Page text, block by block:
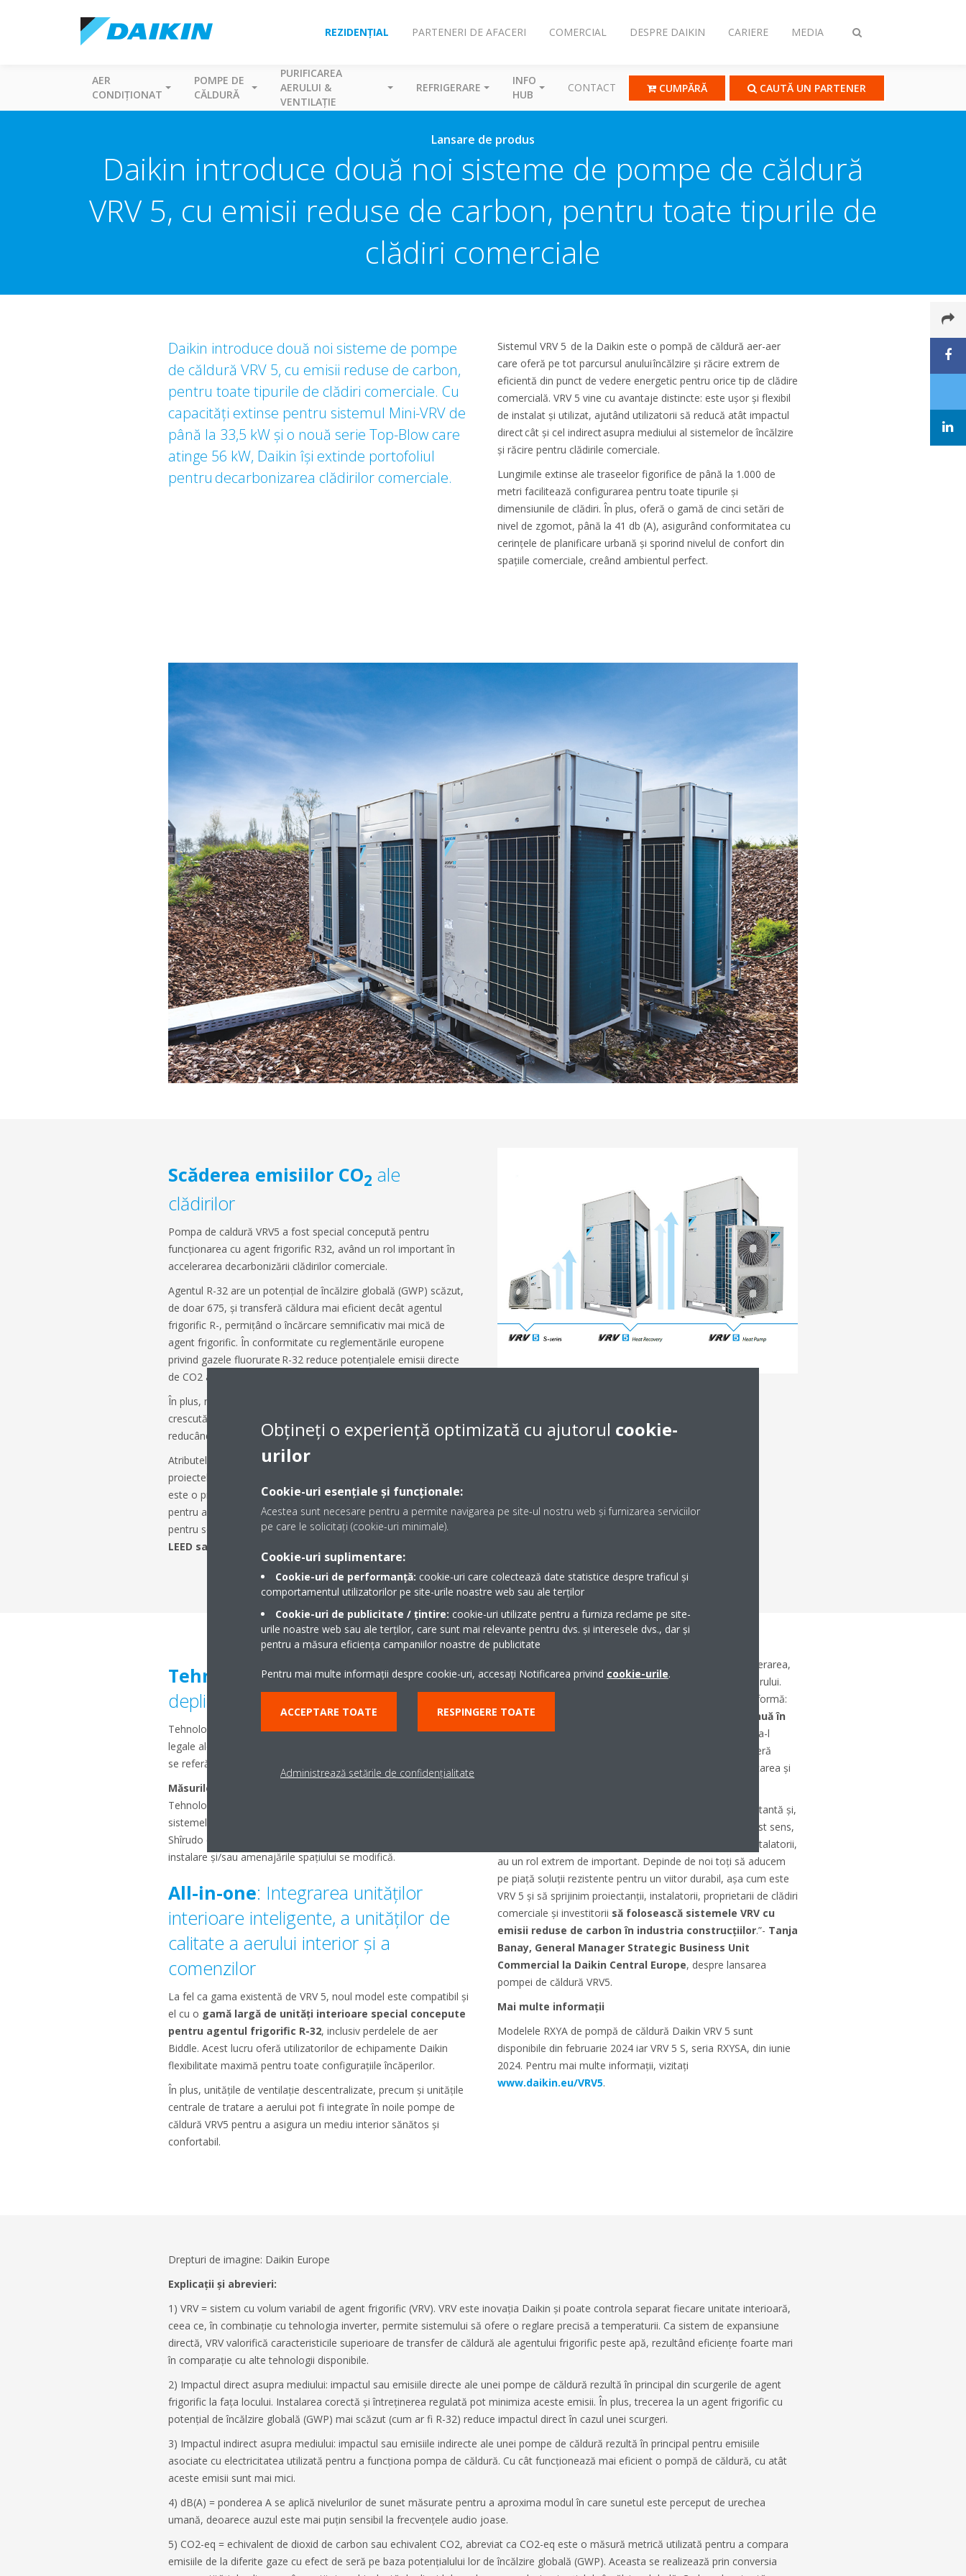
Comutare
REZIDENȚIAL PARTENERI DE AFACERI COMERCIAL DESPRE DAIKIN CARIERE MEDIA
AER
CONDIȚIONAT
POMPE DE
CĂLDURĂ
PURIFICAREA
AERULUI &
VENTILAȚIE
REFRIGERARE
INFO
HUB
CONTACT CUMPĂRĂ CAUTĂ UN PARTENER
Lansare de produs
Daikin introduce două noi sisteme de pompe de căldură
VRV 5, cu emisii reduse de carbon, pentru toate tipurile de
clădiri comerciale
Daikin introduce două noi sisteme de pompe
de căldură VRV 5, cu emisii reduse de carbon,
pentru toate tipurile de clădiri comerciale. Cu
capacități extinse pentru sistemul Mini-VRV de
până la 33,5 kW și o nouă serie Top-Blow care
atinge 56 kW, Daikin își extinde portofoliul
pentru decarbonizarea clădirilor comerciale.
Sistemul VRV 5 de la Daikin este o pompă de căldură aer-aer
care oferă pe tot parcursul anului încălzire și răcire extrem de
eficientă din punct de vedere energetic pentru orice tip de clădire
comercială. VRV 5 vine cu avantaje distincte: este ușor și flexibil
de instalat și utilizat, ajutând utilizatorii să reducă atât impactul
direct cât și cel indirect asupra mediului al sistemelor de încălzire
și răcire pentru clădirile comerciale.
Lungimile extinse ale traseelor figorifice de până la 1.000 de
metri facilitează configurarea pentru toate tipurile și
dimensiunile de clădiri. În plus, oferă o gamă de cinci setări de
nivel de zgomot, până la 41 db (A), asigurând conformitatea cu
cerințele de planificare urbană și sporind nivelul de confort din
spațiile comerciale, creând ambientul perfect.
Scăderea emisiilor CO2 ale
clădirilor
Pompa de caldură VRV5 a fost special concepută pentru
funcționarea cu agent frigorific R32, având un rol important în
accelerarea decarbonizării clădirilor comerciale.
Agentul R-32 are un potențial de încălzire globală (GWP) scăzut,
de doar 675, și transferă căldura mai eficient decât agentul
frigorific R-, permițând o încărcare semnificativ mai mică de
agent frigorific. În conformitate cu reglementările europene
privind gazele fluorurate R-32 reduce potențialele emisii directe
de CO2 ale sistemelor de încălzire și răcire cu
În plus, noile pompe de căldură VRV5 au o eficiență sezonieră
crescută (cu până la 9,1%) față de modelele anterioare,
reducându-și impactul indirect.
Atributele ecologice ale VRV 5 îl fac alegerea de top pentru
proiectele în care impactul redus asupra mediului al clădirilor
este o prioritate. O rețea de experți acreditați este disponibilă
pentru a ajuta clienții să calculeze amprenta totală de carbon
pentru soluția VRV 5 și sămaximizeze acreditările BREEAM,
LEED sau WELL
Tehnologia Shîrudopentru liniște
deplină
Tehnologia unică Shîrudo de la Daikin îndeplinește cerințele
legale ale IEC60335-2-40, un standard specific de produs, care
se referă la
Măsurile de control ale agentului frigorific
Tehnologia Shîrudo sunt certificate și permit instalarea
sistemelor VRV5 în toate tipurile de clădiri și încăperi. Tehnologia
Shîrudo este, de asemenea, perfectă atunci când detaliile de
instalare și/sau amenajările spațiului se modifică.
All-in-one: Integrarea unităților
interioare inteligente, a unităților de
calitate a aerului interior și a
comenzilor
La fel ca gama existentă de VRV 5, noul model este compatibil și
el cu o gamă largă de unități interioare special concepute
pentru agentul frigorific R-32, inclusiv perdelele de aer
Biddle. Acest lucru oferă utilizatorilor de echipamente Daikin
flexibilitate maximă pentru toate configurațiile încăperilor.
În plus, unitățile de ventilație descentralizate, precum și unitățile
centrale de tratare a aerului pot fi integrate în noile pompe de
căldură VRV5 pentru a asigura un mediu interior sănătos și
confortabil.
Controlul facil și intuitiv al sistemelor VRV 5 simplifică operarea,
maximizând în același timp eficiența și confortul utilizatorului.
Atunci când VRV 5 este conectat la cea mai recentă platformă:
Daikin Cloud Plus
monitorizarea continuă în
timp realși optimizarea energiei, consumul de energie a-l
clădirilor poate fi redus și mai mult. Daikin Cloud Plus oferă
tehnicienilor de service avantajul de a efectua diagnosticarea și
”Sprijinirea decarbonizării clădirilor este extrem de importantă și,
din fericire, beneficiază astăzi de atenția cuvenită. În acest sens,
industria HVAC-R, inclusiv producătorii, distribuitorii și instalatorii,
au un rol extrem de important. Depinde de noi toți să aducem
pe piață soluții rezistente pentru un viitor durabil, așa cum este
VRV 5 și să sprijinim proiectanții, instalatorii, proprietarii de clădiri
comerciale și investitorii să folosească sistemele VRV cu
emisii reduse de carbon în industria construcțiilor.”- Tanja
Banay, General Manager Strategic Business Unit
Commercial la Daikin Central Europe, despre lansarea
pompei de căldură VRV5.
Mai multe informații
Modelele RXYA de pompă de căldură Daikin VRV 5 sunt
disponibile din februarie 2024 iar VRV 5 S, seria RXYSA, din iunie
2024. Pentru mai multe informații, vizitați
www.daikin.eu/VRV5.
Drepturi de imagine: Daikin Europe
Explicații și abrevieri:
1) VRV = sistem cu volum variabil de agent frigorific (VRV). VRV este inovația Daikin și poate controla separat fiecare unitate interioară,
ceea ce, în combinație cu tehnologia inverter, permite sistemului să ofere o reglare precisă a temperaturii. Ca sistem de expansiune
directă, VRV valorifică caracteristicile superioare de transfer de căldură ale agentului frigorific peste apă, rezultând eficiențe foarte mari
în comparație cu alte tehnologii disponibile.
2) Impactul direct asupra mediului: impactul sau emisiile directe ale unei pompe de căldură rezultă în principal din scurgerile de agent
frigorific la fața locului. Instalarea corectă și întreținerea regulată pot minimiza aceste emisii. În plus, trecerea la un agent frigorific cu
potențial de încălzire globală (GWP) mai scăzut (cum ar fi R-32) reduce impactul direct în cazul unei scurgeri.
3) Impactul indirect asupra mediului: impactul sau emisiile indirecte ale unei pompe de căldură rezultă în principal pentru emisiile
asociate cu electricitatea utilizată pentru a funcționa pompa de căldură. Cu cât funcționează mai eficient o pompă de căldură, cu atât
aceste emisii sunt mai mici.
4) dB(A) = ponderea A se aplică nivelurilor de sunet măsurate pentru a aproxima modul în care sunetul este perceput de urechea
umană, deoarece auzul este mai puțin sensibil la frecvențele audio joase.
5) CO2-eq = echivalent de dioxid de carbon sau echivalent CO2, abreviat ca CO2-eq este o măsură metrică utilizată pentru a compara
emisiile de la diferite gaze cu efect de seră pe baza potențialului lor de încălzire globală (GWP). Aceasta se realizează prin conversia
Obțineți o experiență optimizată cu ajutorul cookie-
urilor
Cookie-uri esențiale și funcționale:
Acestea sunt necesare pentru a permite navigarea pe site-ul nostru web și furnizarea serviciilor
pe care le solicitați (cookie-uri minimale).
Cookie-uri suplimentare:
Cookie-uri de performanță: cookie-uri care colectează date statistice despre traficul și
comportamentul utilizatorilor pe site-urile noastre web sau ale terților
Cookie-uri de publicitate / țintire: cookie-uri utilizate pentru a furniza reclame pe site-
urile noastre web sau ale terților, care sunt mai relevante pentru dvs. și interesele dvs., dar și
pentru a măsura eficiența campaniilor noastre de publicitate
Pentru mai multe informații despre cookie-uri, accesați Notificarea privind cookie-urile.
ACCEPTARE TOATE RESPINGERE TOATE
Administrează setările de confidențialitate